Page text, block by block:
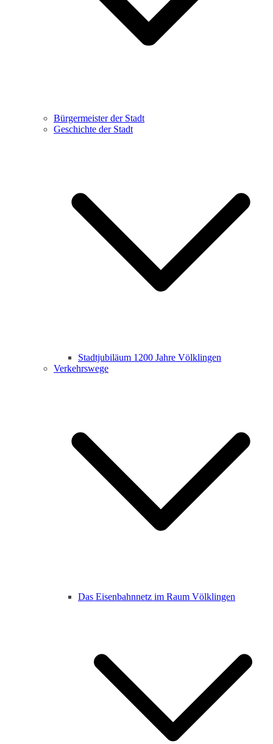
Bürgermeister der Stadt
Geschichte der Stadt
Stadtjubiläum 1200 Jahre Völklingen
Verkehrswege
Das Eisenbahnnetz im Raum Völklingen